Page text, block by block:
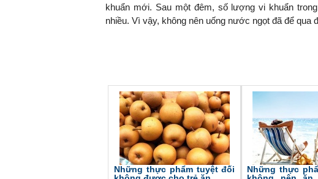
khuẩn mới. Sau một đêm, số lượng vi khuẩn
nhiều. Vì vậy, không nên uống nước ngọt đã để qua
Những thực phẩm tuyệt đối
Những thực